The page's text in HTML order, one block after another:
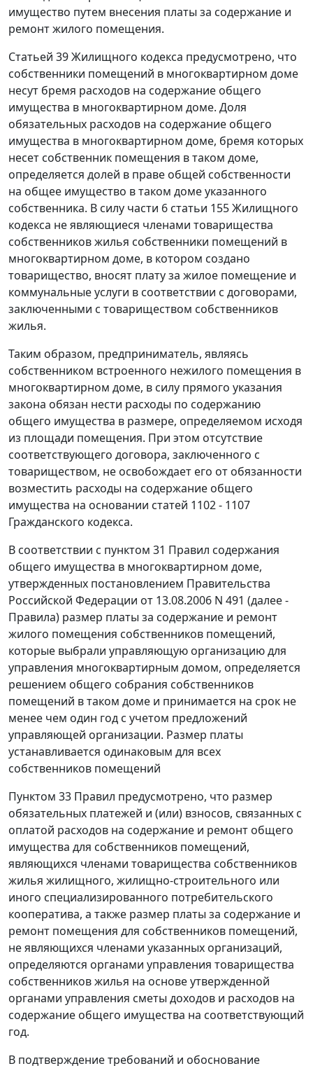
имущество путем внесения платы за содержание и
ремонт жилого помещения.
Статьей 39Жилищного кодекса предусмотрено, что
собственники помещений в многоквартирном доме
несут бремя расходов на содержание общего
имущества в многоквартирном доме. Доля
обязательных расходов на содержание общего
имущества в многоквартирном доме, бремя которых
несет собственник помещения в таком доме,
определяется долей в праве общей собственности
на общее имущество в таком доме указанного
собственника. В силу части 6 статьи 155Жилищного
кодекса не являющиеся членами товарищества
собственников жилья собственники помещений в
многоквартирном доме, в котором создано
товарищество, вносят плату за жилое помещение и
коммунальные услуги в соответствии с договорами,
заключенными с товариществом собственников
жилья.
Таким образом, предприниматель, являясь
собственником встроенного нежилого помещения в
многоквартирном доме, в силу прямого указания
закона обязан нести расходы по содержанию
общего имущества в размере, определяемом исходя
из площади помещения. При этом отсутствие
соответствующего договора, заключенного с
товариществом, не освобождает его от обязанности
возместить расходы на содержание общего
имущества на основании статей 1102 - 1107
Гражданского кодекса.
В соответствии с пунктом 31 Правил содержания
общего имущества в многоквартирном доме,
утвержденных постановлением Правительства
Российской Федерации от 13.08.2006 N 491 (далее -
Правила) размер платы за содержание и ремонт
жилого помещения собственников помещений,
которые выбрали управляющую организацию для
управления многоквартирным домом, определяется
решением общего собрания собственников
помещений в таком доме и принимается на срок не
менее чем один год с учетом предложений
управляющей организации. Размер платы
устанавливается одинаковым для всех
собственников помещений
Пунктом 33 Правил предусмотрено, что размер
обязательных платежей и (или) взносов, связанных с
оплатой расходов на содержание и ремонт общего
имущества для собственников помещений,
являющихся членами товарищества собственников
жилья жилищного, жилищно-строительного или
иного специализированного потребительского
кооператива, а также размер платы за содержание и
ремонт помещения для собственников помещений,
не являющихся членами указанных организаций,
определяются органами управления товарищества
собственников жилья на основе утвержденной
органами управления сметы доходов и расходов на
содержание общего имущества на соответствующий
год.
В подтверждение требований и обоснование